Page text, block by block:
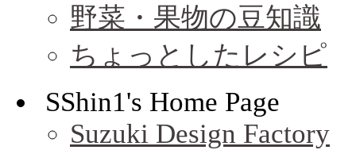
野菜・果物の豆知識
ちょっとしたレシピ
SShin1's Home Page
Suzuki Design Factory